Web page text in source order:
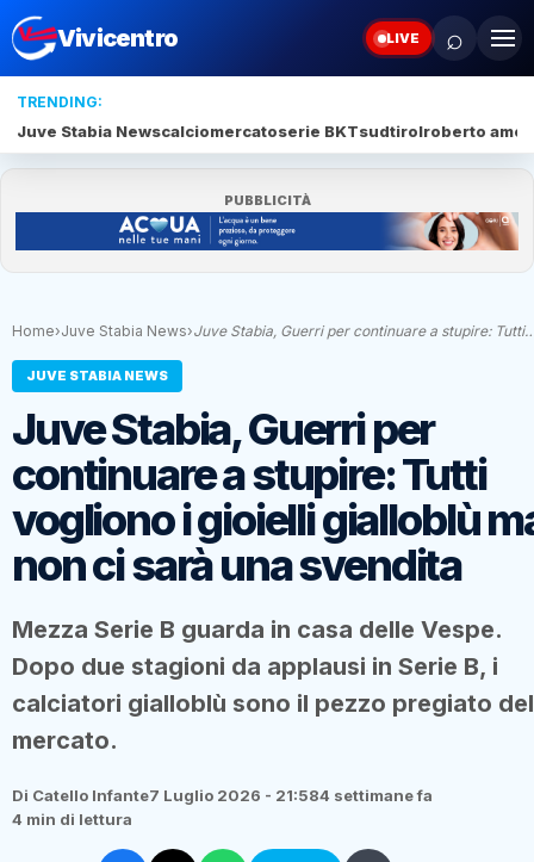
Vivicentro LIVE ⌕
TRENDING:
Juve Stabia Newscalciomercatoserie BKTsudtirolroberto
PUBBLICITÀ
Home›Juve Stabia News›Juve Stabia, Guerri per continuare a stupire:
JUVE STABIA NEWS
Juve Stabia, Guerri per
continuare a stupire: Tutti
vogliono i gioielli gialloblù
non ci sarà una svendita
Mezza Serie B guarda in casa delle Vespe.
Dopo due stagioni da applausi in Serie B, i
calciatori gialloblù sono il pezzo pregiato del
mercato.
Di Catello Infante7 Luglio 2026 - 21:584 settimane fa
4 min di lettura